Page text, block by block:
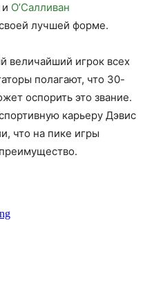
и О’Салливан
лучшей форме.
величайший игрок всех
полагают, что 30-
оспорить это звание.
карьеру Дэвис
что на пике игры